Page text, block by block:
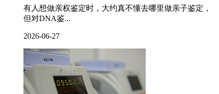
有人想做亲权鉴定时，大约真不懂去哪里做亲子鉴定，
但对DNA鉴...
2026-06-27